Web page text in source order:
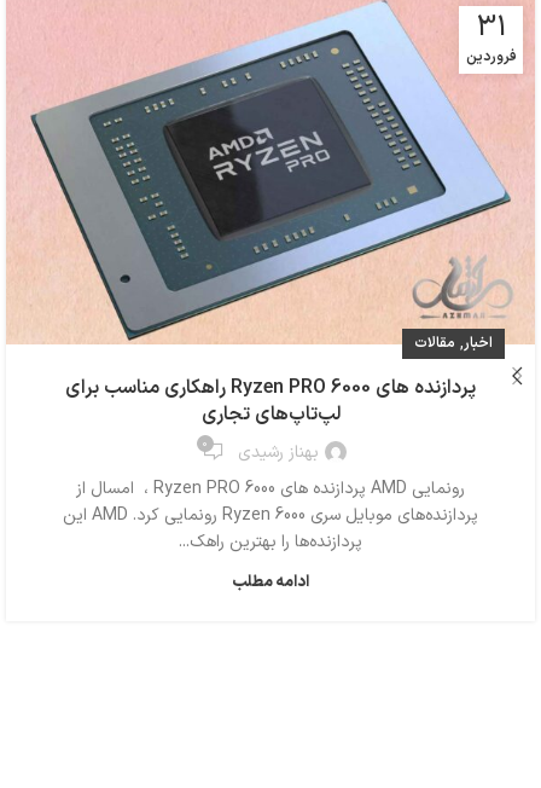
31
فروردین
اخبار, مقالات
پردازنده های Ryzen PRO 6000 راهکاری مناسب برای
لپ‌تاپ‌های تجاری
بهناز رشیدی 0
رونمایی AMD پردازنده های Ryzen PRO 6000 ، امسال از
پردازنده‌های موبایل سری Ryzen 6000 رونمایی کرد. AMD این
پردازنده‌ها را بهترین راهک...
ادامه مطلب